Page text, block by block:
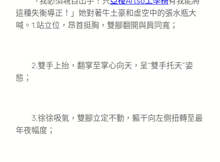
這種失衡導正！」她對著牛土豪和虛空中的張水瓶大
喊。1.站立位，昂首挺胸，雙腳翻開與肩同寬；
2.雙手上抬，翻掌至掌心向天，呈“雙手托天”姿
態；
3.徐徐吸氣，雙腳立定不動，軀干向左側扭轉至最
年夜幅度；